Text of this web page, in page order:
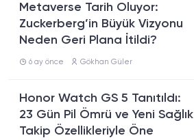
Metaverse Tarih Oluyor:
Zuckerberg’in Büyük Vizyonu
Neden Geri Plana İtildi?
6 ay önce Gökhan Güler
Honor Watch GS 5 Tanıtıldı:
23 Gün Pil Ömrü ve Yeni Sağlık
Takip Özellikleriyle Öne